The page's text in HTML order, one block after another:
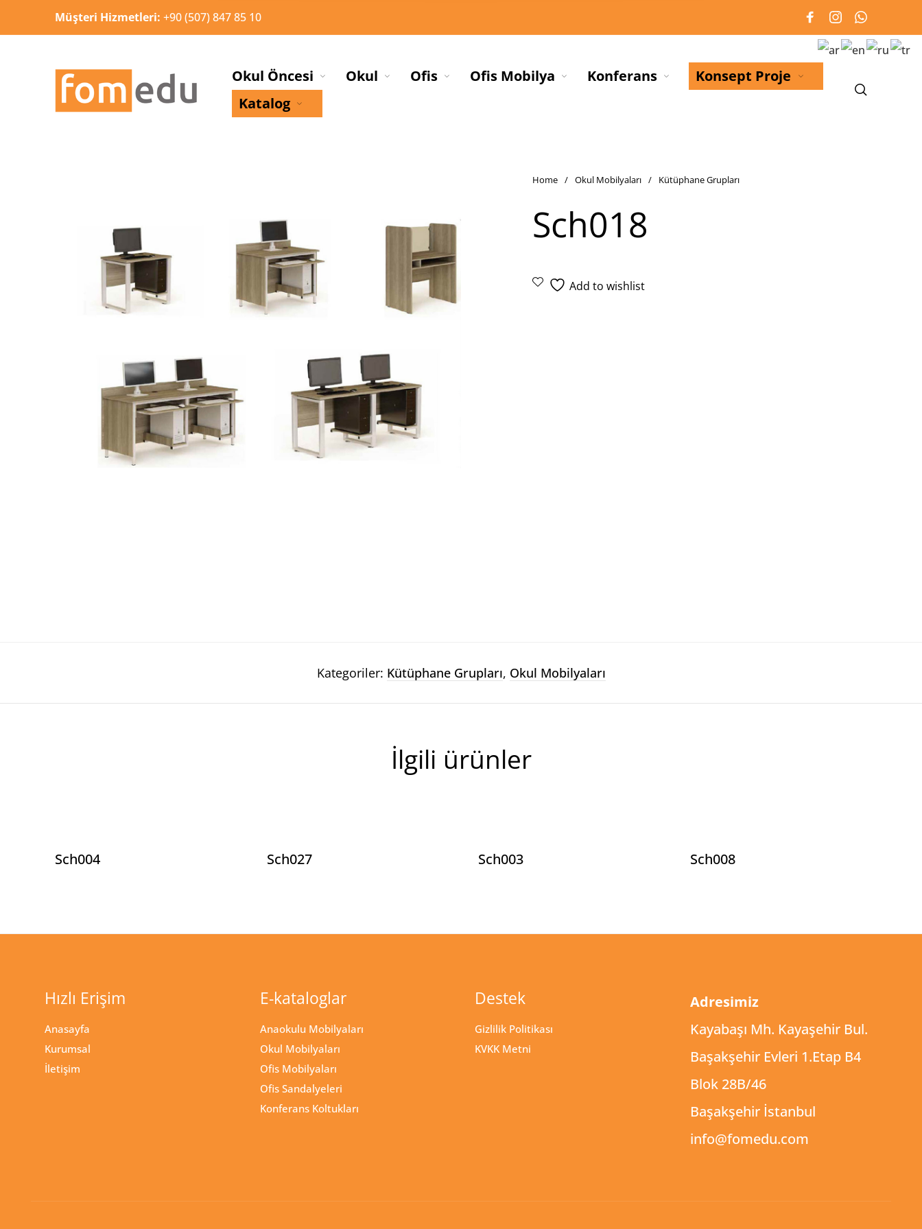
Müşteri Hizmetleri: +90 (507) 847 85 10
Okul Öncesi Okul Ofis Ofis Mobilya Konferans
Konsept Proje
Katalog
Home / Okul Mobilyaları / Kütüphane Grupları
Sch018
Add to wishlist
Kategoriler: Kütüphane Grupları, Okul Mobilyaları
İlgili ürünler
Sch004 Sch027 Sch003 Sch008
Hızlı Erişim
Anasayfa
Kurumsal
İletişim
E-kataloglar
Anaokulu Mobilyaları
Okul Mobilyaları
Ofis Mobilyaları
Ofis Sandalyeleri
Konferans Koltukları
Destek
Gizlilik Politikası
KVKK Metni
Adresimiz
Kayabaşı Mh. Kayaşehir Bul.
Başakşehir Evleri 1.Etap B4
Blok 28B/46
Başakşehir İstanbul
info@fomedu.com